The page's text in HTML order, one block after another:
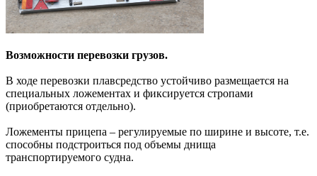
Возможности перевозки грузов.
В ходе перевозки плавсредство устойчиво размещается на
специальных ложементах и фиксируется стропами
(приобретаются отдельно).
Ложементы прицепа – регулируемые по ширине и высоте, т.е.
способны подстроиться под объемы днища
транспортируемого судна.